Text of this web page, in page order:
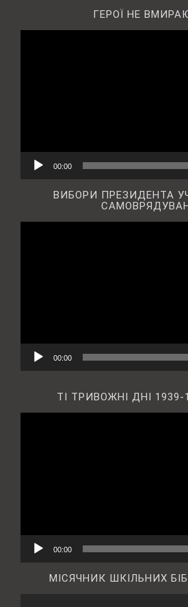
ГЕРОЇ НЕ
00:00
ВИБОРИ ПРЕЗИДЕНТА
00:00
ТІ ТРИВОЖНІ ДНІ
00:00
МІСЯЧНИК ШКІЛЬНИХ